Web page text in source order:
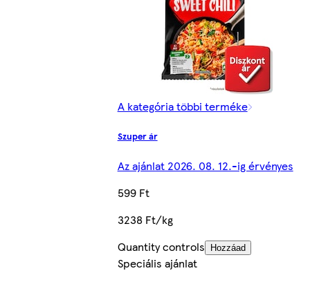
A kategória többi terméke
Szuper ár
Az ajánlat 2026. 08. 12.-ig érvényes
599 Ft
3238 Ft/kg
Quantity controls
Hozzáad
Speciális ajánlat